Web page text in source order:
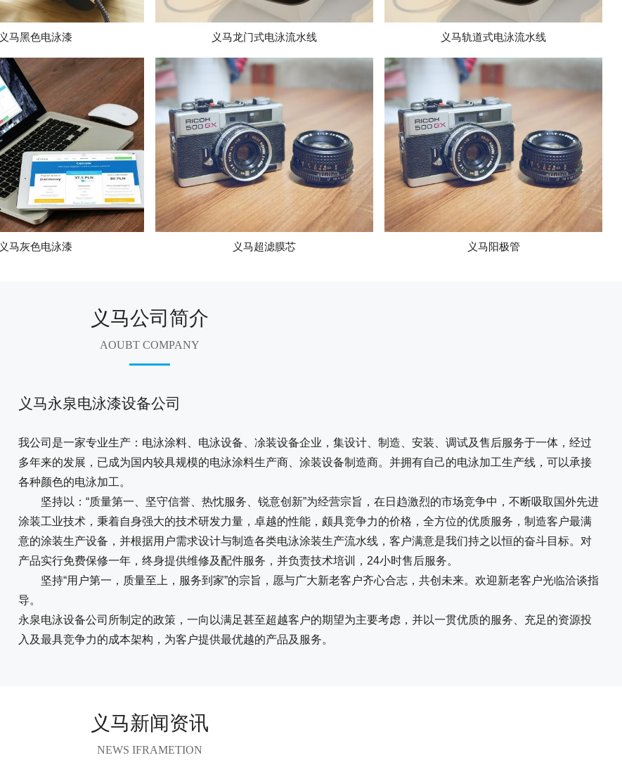
义马黑色电泳漆 义马龙门式电泳流水线 义马轨道式电泳流水线
义马灰色电泳漆 义马超滤膜芯 义马阳极管
义马公司简介
AOUBT COMPANY
义马永泉电泳漆设备公司
我公司是一家专业生产：电泳涂料、电泳设备、凃装设备企业，集设计、制造、安装、调试及售后服务于一体，经过
多年来的发展，已成为国内较具规模的电泳涂料生产商、涂装设备制造商。并拥有自己的电泳加工生产线，可以承接
各种颜色的电泳加工。
坚持以：“质量第一、坚守信誉、热忱服务、锐意创新”为经营宗旨，在日趋激烈的市场竞争中，不断吸取国外先进
涂装工业技术，秉着自身强大的技术研发力量，卓越的性能，颇具竞争力的价格，全方位的优质服务，制造客户最满
意的涂装生产设备，并根据用户需求设计与制造各类电泳涂装生产流水线，客户满意是我们持之以恒的奋斗目标。对
产品实行免费保修一年，终身提供维修及配件服务，并负责技术培训，24小时售后服务。
坚持“用户第一，质量至上，服务到家”的宗旨，愿与广大新老客户齐心合志，共创未来。欢迎新老客户光临洽谈指
导。
永泉电泳设备公司所制定的政策，一向以满足甚至超越客户的期望为主要考虑，并以一贯优质的服务、充足的资源投
入及最具竞争力的成本架构，为客户提供最优越的产品及服务。
义马新闻资讯
NEWS IFRAMETION